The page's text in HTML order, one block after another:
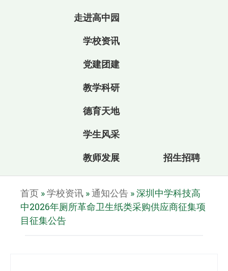
走进高中园
学校资讯
党建团建
教学科研
德育天地
学生风采
教师发展 招生招聘
首页 »学校资讯 »通知公告 »深圳中学科技高
中2026年厕所革命卫生纸类采购供应商征集项
目征集公告